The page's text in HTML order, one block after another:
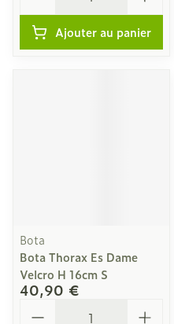
Ajouter au panier
Bota
Bota Thorax Es Dame
Velcro H 16cm S
40,90 €